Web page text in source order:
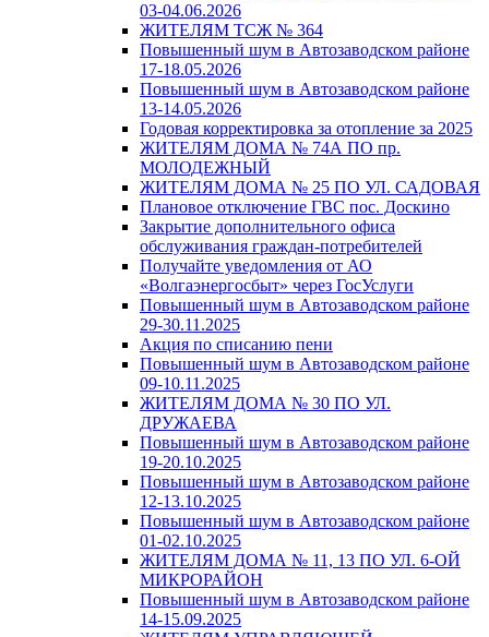
03-04.06.2026
ЖИТЕЛЯМ ТСЖ № 364
Повышенный шум в Автозаводском районе
17-18.05.2026
Повышенный шум в Автозаводском районе
13-14.05.2026
Годовая корректировка за отопление за 2025
ЖИТЕЛЯМ ДОМА № 74А ПО пр.
МОЛОДЕЖНЫЙ
ЖИТЕЛЯМ ДОМА № 25 ПО УЛ. САДОВАЯ
Плановое отключение ГВС пос. Доскино
Закрытие дополнительного офиса
обслуживания граждан-потребителей
Получайте уведомления от АО
«Волгаэнергосбыт» через ГосУслуги
Повышенный шум в Автозаводском районе
29-30.11.2025
Акция по списанию пени
Повышенный шум в Автозаводском районе
09-10.11.2025
ЖИТЕЛЯМ ДОМА № 30 ПО УЛ.
ДРУЖАЕВА
Повышенный шум в Автозаводском районе
19-20.10.2025
Повышенный шум в Автозаводском районе
12-13.10.2025
Повышенный шум в Автозаводском районе
01-02.10.2025
ЖИТЕЛЯМ ДОМА № 11, 13 ПО УЛ. 6-ОЙ
МИКРОРАЙОН
Повышенный шум в Автозаводском районе
14-15.09.2025